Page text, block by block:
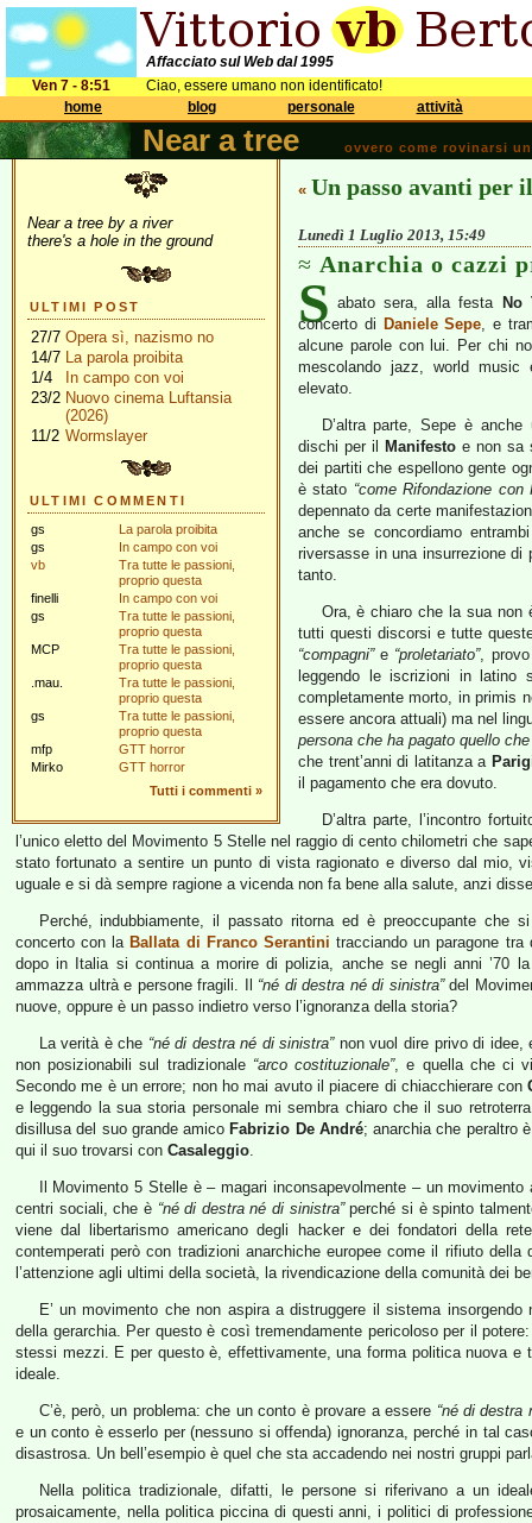
Affacciato sul Web dal 1995
Ven 7 - 8:51
Ciao, essere umano non identificato!
home
blog personale attività
Near a tree ovvero come rovinarsi
Near a tree by a river
there's a hole in the ground
ULTIMI POST
27/7 Opera sì, nazismo no
14/7 La parola proibita
1/4
In campo con voi
23/2 Nuovo cinema Luftansia
(2026)
11/2 Wormslayer
ULTIMI COMMENTI
gs
La parola proibita
gs
In campo con voi
vb
Tra tutte le passioni,
proprio questa
finelli
In campo con voi
gs
Tra tutte le passioni,
proprio questa
MCP
Tra tutte le passioni,
proprio questa
.mau.
Tra tutte le passioni,
proprio questa
gs
Tra tutte le passioni,
proprio questa
mfp
GTT horror
Mirko
GTT horror
Tutti i commenti »
« Un passo avanti per
Lunedì 1 Luglio 2013, 15:49
Anarchia o cazzi
S abato sera, alla festa No
concerto di Daniele Sepe, e
alcune parole con lui. Per chi
mescolando jazz, world
elevato.
D’altra parte, Sepe è
dischi per il
Manifestoe non sa
dei partiti che espellono gente
è stato “come Rifondazione con
depennato da certe
anche se concordiamo
riversasse in una insurrezione
tanto.
Ora, è chiaro che la sua non
tutti questi discorsi e tutte
“compagni”e “proletariato”,
leggendo le iscrizioni in latino
completamente morto, in primis
essere ancora attuali) ma nel
persona che ha pagato quello
che trent’anni di latitanza a
il pagamento che era dovuto.
D’altra parte, l’incontro
l’unico eletto del Movimento 5 Stelle nel raggio di cento chilometri che
stato fortunato a sentire un punto di vista ragionato e diverso dal mio,
uguale e si dà sempre ragione a vicenda non fa bene alla salute, anzi
Perché, indubbiamente, il passato ritorna ed è preoccupante
concerto con la Ballata di Franco Serantini tracciando un paragone tra
dopo in Italia si continua a morire di polizia, anche se negli anni ’70
ammazza ultrà e persone fragili. Il “né di destra né di sinistra”del
nuove, oppure è un passo indietro verso l’ignoranza della storia?
La verità è che “né di destra né di sinistra”non vuol dire privo di idee,
non posizionabili sul tradizionale “arco costituzionale”, e quella che ci
Secondo me è un errore; non ho mai avuto il piacere di chiacchierare con
e leggendo la sua storia personale mi sembra chiaro che il suo
disillusa del suo grande amico Fabrizio De André; anarchia che peraltro
qui il suo trovarsi con Casaleggio.
Il Movimento 5 Stelle è – magari inconsapevolmente – un
centri sociali, che è “né di destra né di sinistra”perché si è spinto
viene dal libertarismo americano degli hacker e dei fondatori della
contemperati però con tradizioni anarchiche europee come il rifiuto della
l’attenzione agli ultimi della società, la rivendicazione della comunità dei
E’ un movimento che non aspira a distruggere il sistema
della gerarchia. Per questo è così tremendamente pericoloso per il
stessi mezzi. E per questo è, effettivamente, una forma politica nuova e
ideale.
C’è, però, un problema: che un conto è provare a essere “né di destra
e un conto è esserlo per (nessuno si offenda) ignoranza, perché in tal
disastrosa. Un bell’esempio è quel che sta accadendo nei nostri gruppi
Nella politica tradizionale, difatti, le persone si riferivano a un
prosaicamente, nella politica piccina di questi anni, i politici di